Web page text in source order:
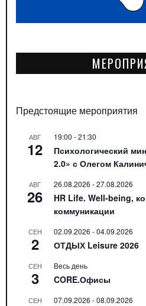
Предстоящие мероприятия
АВГ
12
19:00 -21:30
Психологический
2.0» с Олегом
АВГ
26
26.08.2026 -27.08.2026
HR Life. Well-being,
коммуникации
СЕН
2
02.09.2026 -04.09.2026
ОТДЫХ Leisure 2026
СЕН
3
Весь день
CORE.Офисы
СЕН 07.09.2026 -08.09.2026